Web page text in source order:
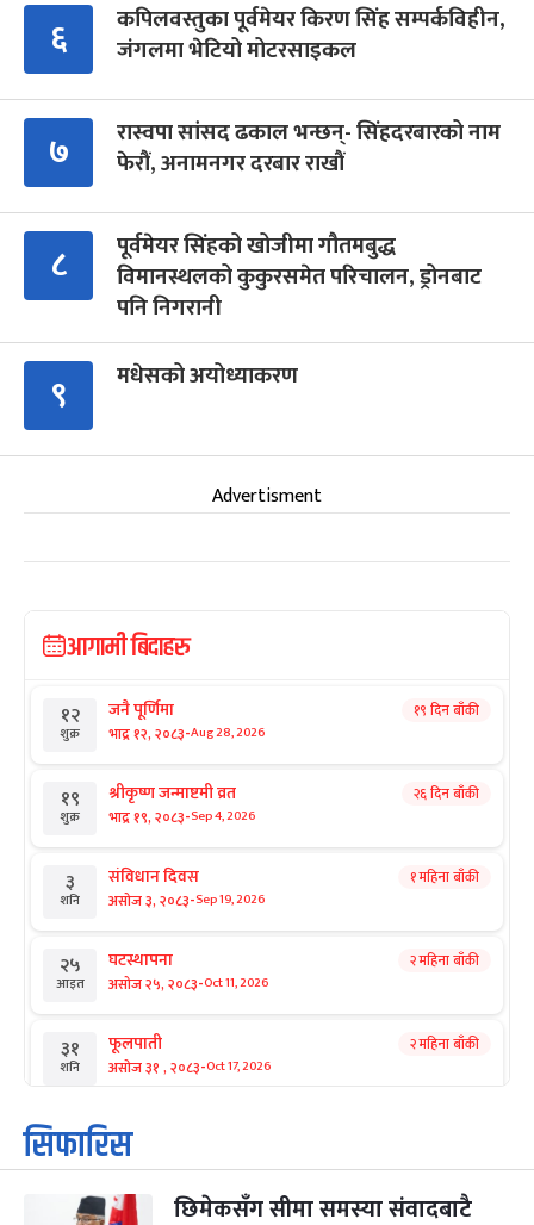
६
कपिलवस्तुका पूर्वमेयर किरण सिंह सम्पर्कविहीन,
जंगलमा भेटियो मोटरसाइकल
७
रास्वपा सांसद ढकाल भन्छन्- सिंहदरबारको नाम
फेरौं, अनामनगर दरबार राखौं
८
पूर्वमेयर सिंहको खोजीमा गौतमबुद्ध
विमानस्थलको कुकुरसमेत परिचालन, ड्रोनबाट
पनि निगरानी
९ मधेसको अयोध्याकरण
Advertisment
आगामी बिदाहरु
१२
शुक्र
जनै पूर्णिमा
भाद्र १२, २०८३-Aug 28, 2026
१९ दिन बाँकी
१९
शुक्र
श्रीकृष्ण जन्माष्टमी व्रत
भाद्र १९, २०८३-Sep 4, 2026
२६ दिन बाँकी
३
शनि
संविधान दिवस
असोज ३, २०८३-Sep 19, 2026
१ महिना बाँकी
२५
आइत
घटस्थापना
असोज २५, २०८३-Oct 11, 2026
२ महिना बाँकी
३१
शनि
फूलपाती
असोज ३१ , २०८३-Oct 17, 2026
२ महिना बाँकी
१
आइत
कार्तिक सङ्क्रान्ति
कार्तिक १, २०८३
३ महानवमी २ महिना बाँकी
सिफारिस
छिमेकसँग सीमा समस्या संवादबाटै